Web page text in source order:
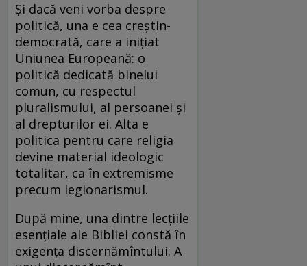
Şi dacă veni vorba despre
politică, una e cea creştin-
democrată, care a iniţiat
Uniunea Europeană: o
politică dedicată binelui
comun, cu respectul
pluralismului, al persoanei şi
al drepturilor ei. Alta e
politica pentru care religia
devine material ideologic
totalitar, ca în extremisme
precum legionarismul.
După mine, una dintre lecţiile
esenţiale ale Bibliei constă în
exigenţa discernămîntului. A